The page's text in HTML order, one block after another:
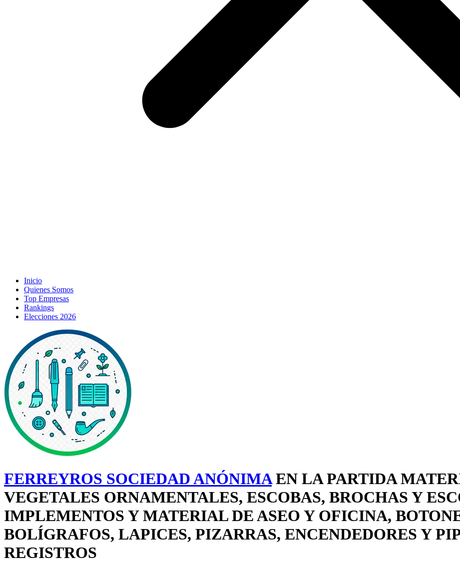
Inicio
Quienes Somos
Top Empresas
Rankings
Elecciones 2026
FERREYROS SOCIEDAD ANÓNIMAEN LA PARTIDA
VEGETALES ORNAMENTALES, ESCOBAS, BROCHAS Y
IMPLEMENTOS Y MATERIAL DE ASEO Y OFICINA,
BOLÍGRAFOS, LAPICES, PIZARRAS, ENCENDEDORES Y
REGISTROS